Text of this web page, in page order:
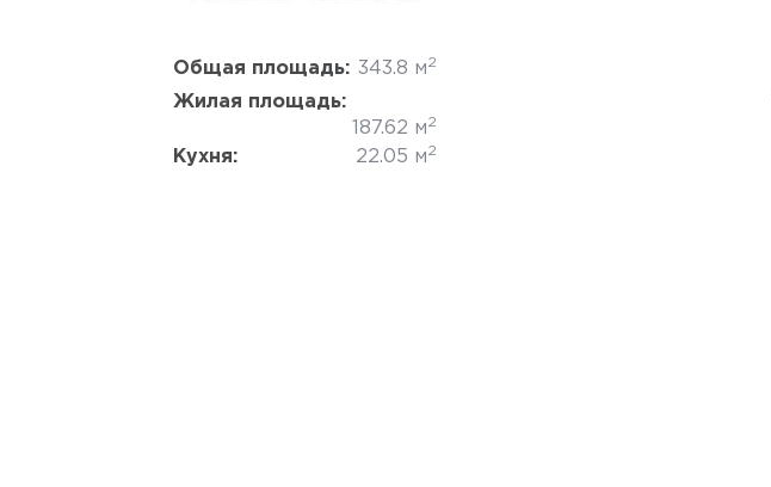
Общая площадь: 343.8 м2
Жилая площадь:
187.62 м2
Кухня: 22.05 м2